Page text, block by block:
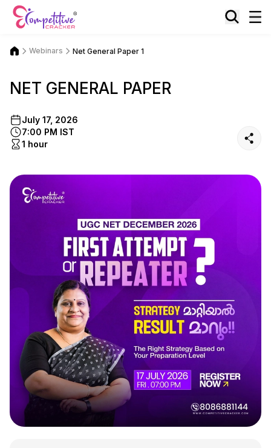
Webinars Net General Paper 1
NET GENERAL PAPER
July 17, 2026
7:00 PM IST
1 hour